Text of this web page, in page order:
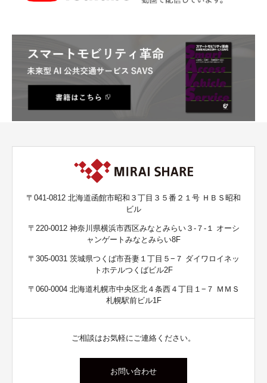
〒041-0812 北海道函館市昭和３丁目３５番２１号 ＨＢＳ昭和
ビル
〒220-0012 神奈川県横浜市西区みなとみらい３-７-１ オーシ
ャンゲートみなとみらい8F
〒305-0031 茨城県つくば市吾妻１丁目５−７ ダイワロイネッ
トホテルつくばビル2F
〒060-0004 北海道札幌市中央区北４条西４丁目１−７ ＭＭＳ
札幌駅前ビル1F
ご相談はお気軽にご連絡ください。
お問い合わせ